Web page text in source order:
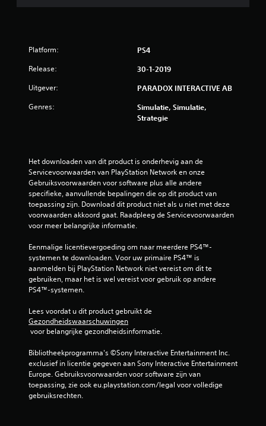
Platform: PS4
Release: 30-1-2019
Uitgever: PARADOX INTERACTIVE AB
Genres:
Simulatie, Simulatie,
Strategie
Het downloaden van dit product is onderhevig aan de
Servicevoorwaarden van PlayStation Network en onze
Gebruiksvoorwaarden voor software plus alle andere
specifieke, aanvullende bepalingen die op dit product van
toepassing zijn. Download dit product niet als u niet met deze
voorwaarden akkoord gaat. Raadpleeg de Servicevoorwaarden
voor meer belangrijke informatie.
Eenmalige licentievergoeding om naar meerdere PS4™-
systemen te downloaden. Voor uw primaire PS4™ is
aanmelden bij PlayStation Network niet vereist om dit te
gebruiken, maar het is wel vereist voor gebruik op andere
PS4™-systemen.
Lees voordat u dit product gebruikt de
Gezondheidswaarschuwingen
voor belangrijke gezondheidsinformatie.
Bibliotheekprogramma's ©Sony Interactive Entertainment Inc.
exclusief in licentie gegeven aan Sony Interactive Entertainment
Europe. Gebruiksvoorwaarden voor software zijn van
toepassing, zie ook eu.playstation.com/legal voor volledige
gebruiksrechten.